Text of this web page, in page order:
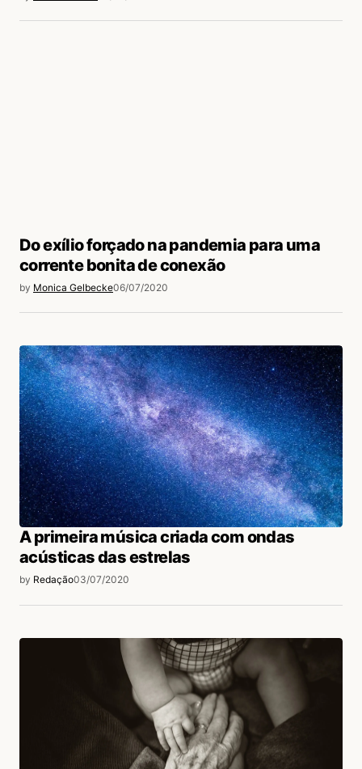
Do exílio forçado na pandemia para uma
corrente bonita de conexão
by Monica Gelbecke06/07/2020
A primeira música criada com ondas
acústicas das estrelas
by Redação03/07/2020